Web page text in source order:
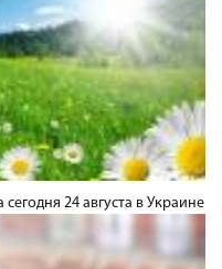
24 августа в Украине